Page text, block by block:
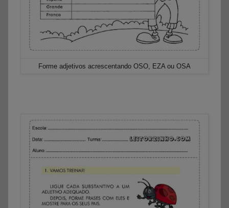
Forme adjetivos acrescentando OSO, EZA ou OSA